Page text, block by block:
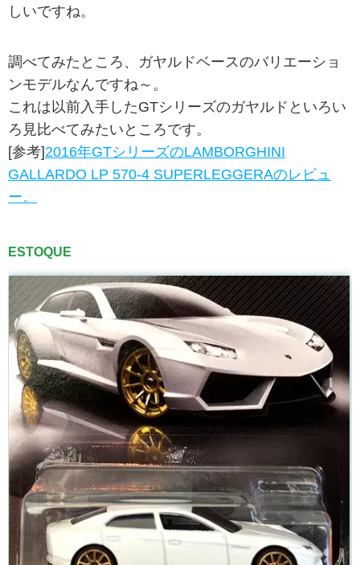
しいですね。
調べてみたところ、ガヤルドベースのバリエーショ
ンモデルなんですね～。
これは以前入手したGTシリーズのガヤルドといろい
ろ見比べてみたいところです。
[参考]2016年GTシリーズのLAMBORGHINI
GALLARDO LP 570-4 SUPERLEGGERAのレビュ
ー。
ESTOQUE